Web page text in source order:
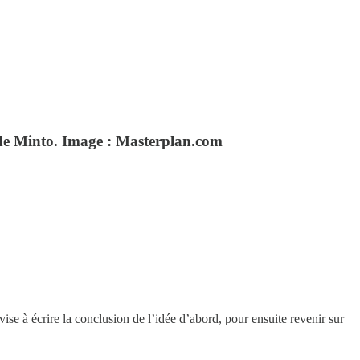
Minto. Image : Masterplan.com
à écrire la conclusion de l’idée d’abord, pour ensuite revenir sur